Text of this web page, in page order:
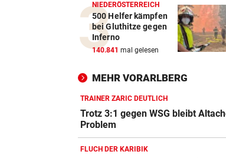
NIEDERÖSTERREICH
500 Helfer kämpfen
bei Gluthitze gegen
Inferno
140.841 mal gelesen
MEHR VORARLBERG
TRAINER ZARIC DEUTLICH
Trotz 3:1 gegen WSG bleibt
Problem
FLUCH DER KARIBIK